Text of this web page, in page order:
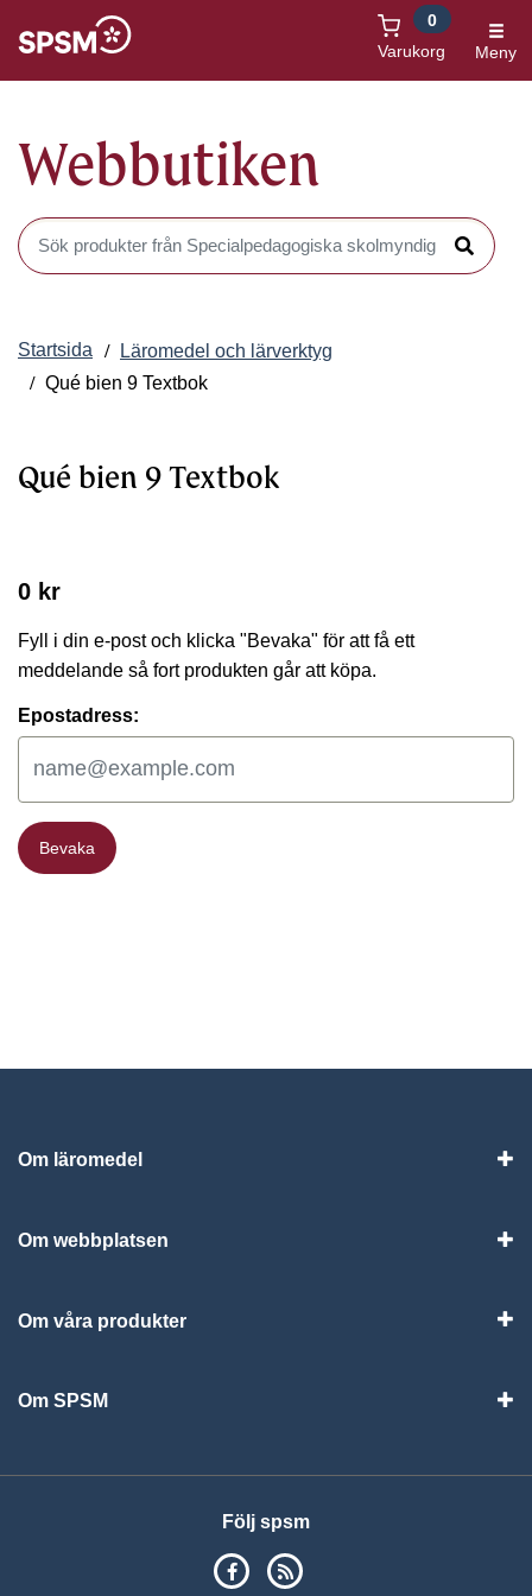
Varukorg
0
Meny
Webbutiken
Sök produkter i Webbutiken
Sök
Startsida
Läromedel och lärverktyg
Qué bien 9 Textbok
Qué bien 9 Textbok
0 kr
Fyll i din e-post och klicka "Bevaka" för att få ett
meddelande så fort produkten går att köpa.
Epostadress:
Bevaka
Bevaka
Om läromedel
Om webbplatsen
Om våra produkter
Om SPSM
Följ spsm
SPSM på Facebook